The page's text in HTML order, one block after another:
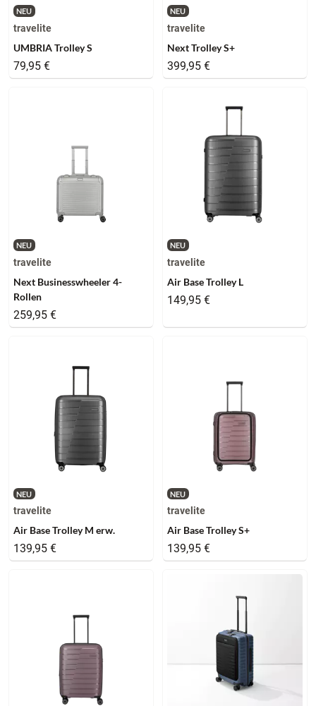
NEU
travelite
UMBRIA Trolley S
79,95 €
NEU
travelite
Next Trolley S+
399,95 €
NEU
travelite
Next Businesswheeler 4-
Rollen
259,95 €
NEU
travelite
Air Base Trolley L
149,95 €
NEU
travelite
Air Base Trolley M erw.
139,95 €
NEU
travelite
Air Base Trolley S+
139,95 €